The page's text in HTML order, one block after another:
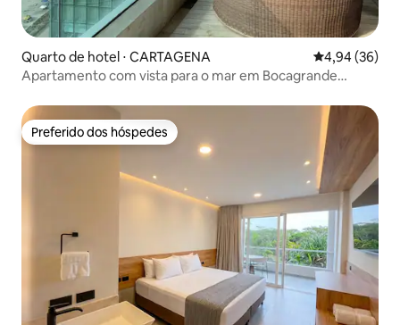
Quarto de hotel ⋅ CARTAGENA 4,94 de uma
4,94 (36)
Apartamento com vista para o mar em Bocagrande
Preferido dos hóspedes
Preferido dos hóspedes